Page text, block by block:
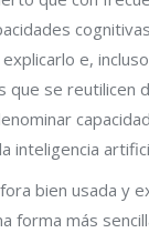
e,
se reutilicen
inteligencia
bien usada y
forma más